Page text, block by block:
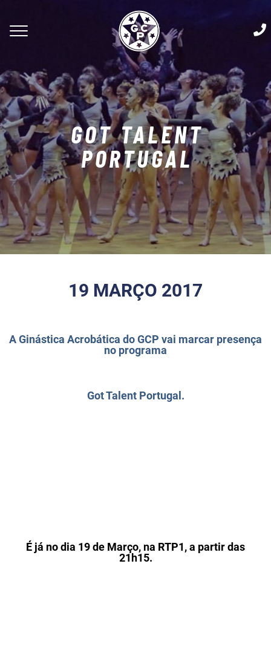
GOT TALENT
PORTUGAL
19 MARÇO 2017
A Ginástica Acrobática do GCP vai marcar presença
no programa
Got Talent Portugal.
É já no dia 19 de Março, na RTP1, a partir das
21h15.